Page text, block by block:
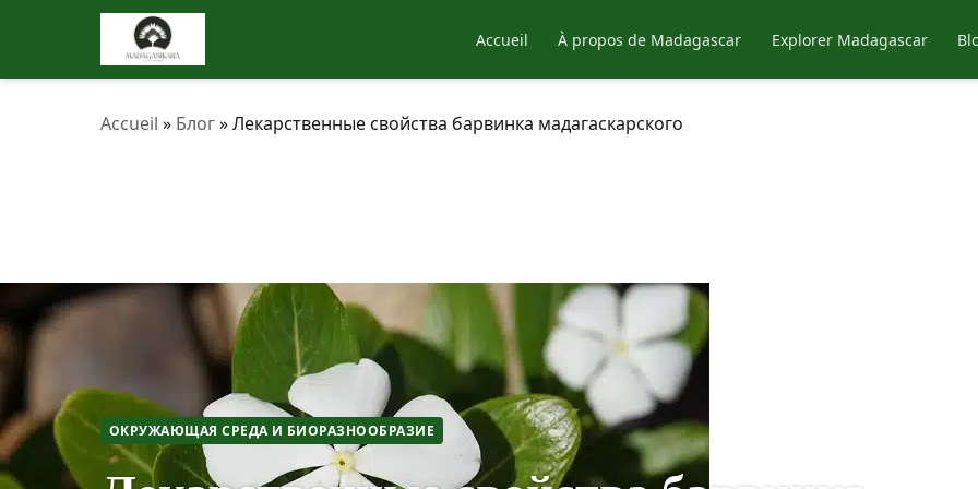
Accueil À propos de Madagascar Explorer Madagascar
Accueil » Блог»Лекарственные свойства барвинка мадагаскарского
ОКРУЖАЮЩАЯ СРЕДА И БИОРАЗНООБРАЗИЕ